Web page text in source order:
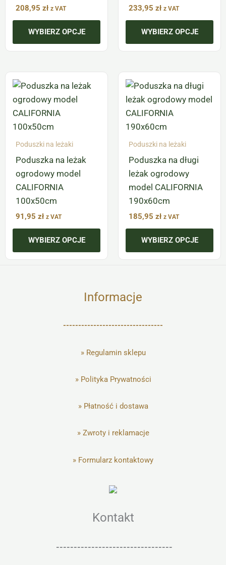
208,95 zł z VAT
WYBIERZ OPCJE
na
stronie
produktu
233,95 zł z VAT
WYBIERZ OPCJE
na
stronie
produktu
Poduszki na leżaki
Poduszka na leżak
ogrodowy model
CALIFORNIA
100x50cm
91,95 zł z VAT
WYBIERZ OPCJE
Ten
produkt
ma
wiele
wariantów.
Opcje
można
wybrać
na
stronie
produktu
Poduszki na leżaki
Poduszka na długi
leżak ogrodowy
model CALIFORNIA
190x60cm
185,95 zł z VAT
WYBIERZ OPCJE
Ten
produkt
ma
wiele
wariantów.
Opcje
można
wybrać
na
stronie
produktu
Informacje
---------------------------------
» Regulamin sklepu
» Polityka Prywatności
» Płatność i dostawa
» Zwroty i reklamacje
» Formularz kontaktowy
Kontakt
---------------------------------